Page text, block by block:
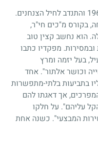
והתנדב לחיל הצנחנים.
בקורס מ"כים חי"ר,
הוא נחשב קצין טוב
מפקדיו כתבו
בעל יזמה ומרץ
וכושר אלתור". אחד
בתביעות בלתי-מתפשרות
אך דאגתו להם
עליהם". על חלקו
המבצעי". כשנה אחת